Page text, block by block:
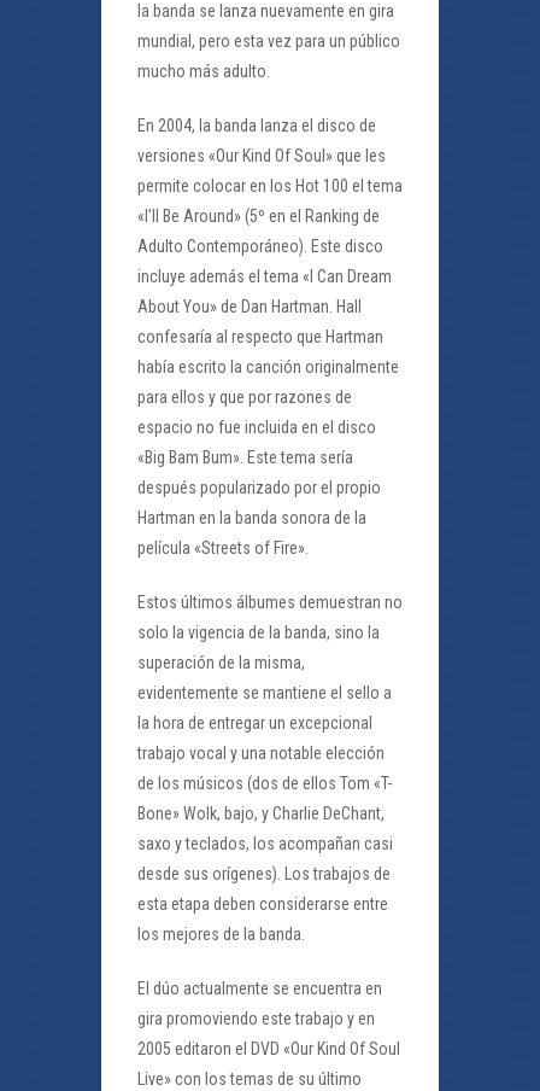
la banda se lanza nuevamente en gira
mundial, pero esta vez para un público
mucho más adulto.
En 2004, la banda lanza el disco de
versiones «Our Kind Of Soul» que les
permite colocar en los Hot 100 el tema
«I’ll Be Around» (5º en el Ranking de
Adulto Contemporáneo). Este disco
incluye además el tema «I Can Dream
About You» de Dan Hartman. Hall
confesaría al respecto que Hartman
había escrito la canción originalmente
para ellos y que por razones de
espacio no fue incluida en el disco
«Big Bam Bum». Este tema sería
después popularizado por el propio
Hartman en la banda sonora de la
película «Streets of Fire».
Estos últimos álbumes demuestran no
solo la vigencia de la banda, sino la
superación de la misma,
evidentemente se mantiene el sello a
la hora de entregar un excepcional
trabajo vocal y una notable elección
de los músicos (dos de ellos Tom «T-
Bone» Wolk, bajo, y Charlie DeChant,
saxo y teclados, los acompañan casi
desde sus orígenes). Los trabajos de
esta etapa deben considerarse entre
los mejores de la banda.
El dúo actualmente se encuentra en
gira promoviendo este trabajo y en
2005 editaron el DVD «Our Kind Of Soul
Live» con los temas de su último